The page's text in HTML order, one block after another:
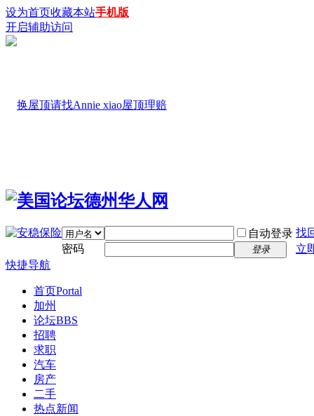
设为首页收藏本站手机版
开启辅助访问
自动登录 找
密码
登录
立
快捷导航
首页Portal
加州
论坛BBS
招聘
求职
汽车
房产
二手
热点新闻